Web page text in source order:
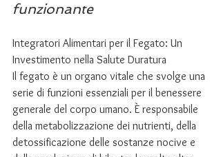
funzionante
Integratori Alimentari per il Fegato: Un
Investimento nella Salute Duratura
Il fegato è un organo vitale che svolge una
serie di funzioni essenziali per il benessere
generale del corpo umano. È responsabile
della metabolizzazione dei nutrienti, della
detossificazione delle sostanze nocive e